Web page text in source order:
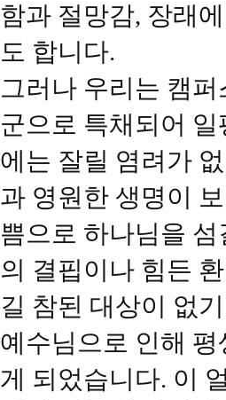
함과 절망감, 장래
도 합니다.
그러나 우리는 캠
군으로 특채되어
에는 잘릴 염려가
과 영원한 생명이
쁨으로 하나님을
의 결핍이나 힘든
길 참된 대상이 없
예수님으로 인해
게 되었습니다. 이